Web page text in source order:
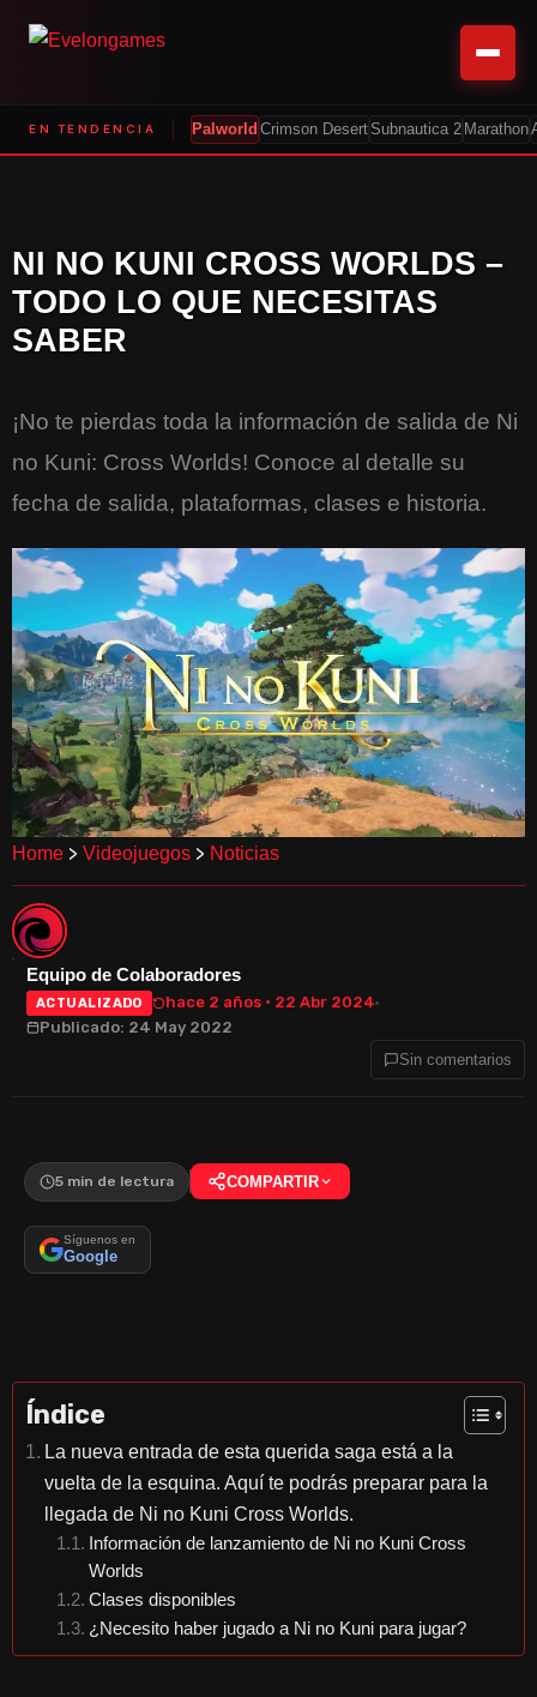
EN TENDENCIA Palworld Crimson Desert Subnautica 2 Marathon
NI NO KUNI CROSS WORLDS –
TODO LO QUE NECESITAS
SABER
¡No te pierdas toda la información de salida de Ni
no Kuni: Cross Worlds! Conoce al detalle su
fecha de salida, plataformas, clases e historia.
Home > Videojuegos > Noticias
Equipo de Colaboradores
ACTUALIZADO
hace 2 años · 22 Abr 2024
Publicado: 24 May 2022
Sin comentarios
5 min de lectura COMPARTIR
Síguenos en
Google
Índice
La nueva entrada de esta querida saga está a la
vuelta de la esquina. Aquí te podrás preparar para la
llegada de Ni no Kuni Cross Worlds.
Información de lanzamiento de Ni no Kuni Cross
Worlds
Clases disponibles
¿Necesito haber jugado a Ni no Kuni para jugar?